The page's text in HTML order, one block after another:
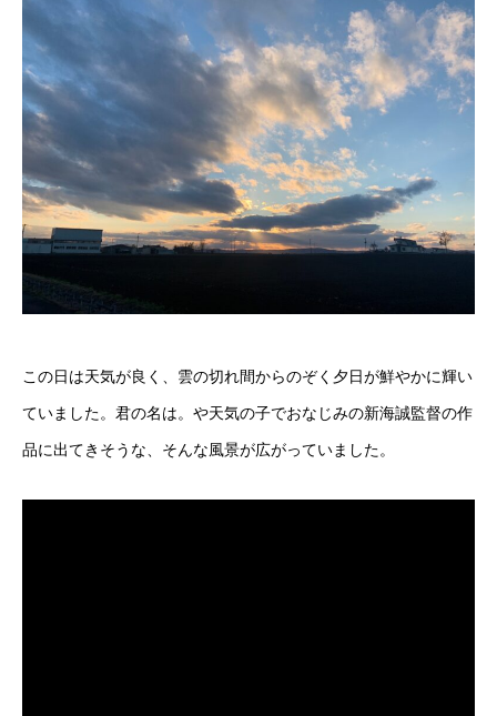
この日は天気が良く、雲の切れ間からのぞく夕日が鮮やかに輝い
ていました。君の名は。や天気の子でおなじみの新海誠監督の作
品に出てきそうな、そんな風景が広がっていました。